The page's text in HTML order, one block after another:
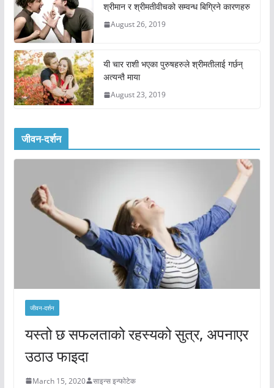
श्रीमान र श्रीमतीवीचको सम्वन्ध बिग्रिने कारणहरु
August 26, 2019
यी चार राशी भएका पुरुषहरुले श्रीमतीलाई गर्छन्
अत्यन्तै माया
August 23, 2019
जीवन-दर्शन
जीवन-दर्शन
यस्तो छ सफलताको रहस्यको सुत्र, अपनाएर
उठाउ फाइदा
March 15, 2020 साइन्स इन्फोटेक